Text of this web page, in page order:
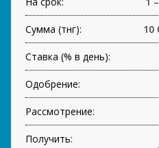
Сумма (тнг): 10
Ставка (% в день):
Одобрение:
Рассмотрение:
Получить: